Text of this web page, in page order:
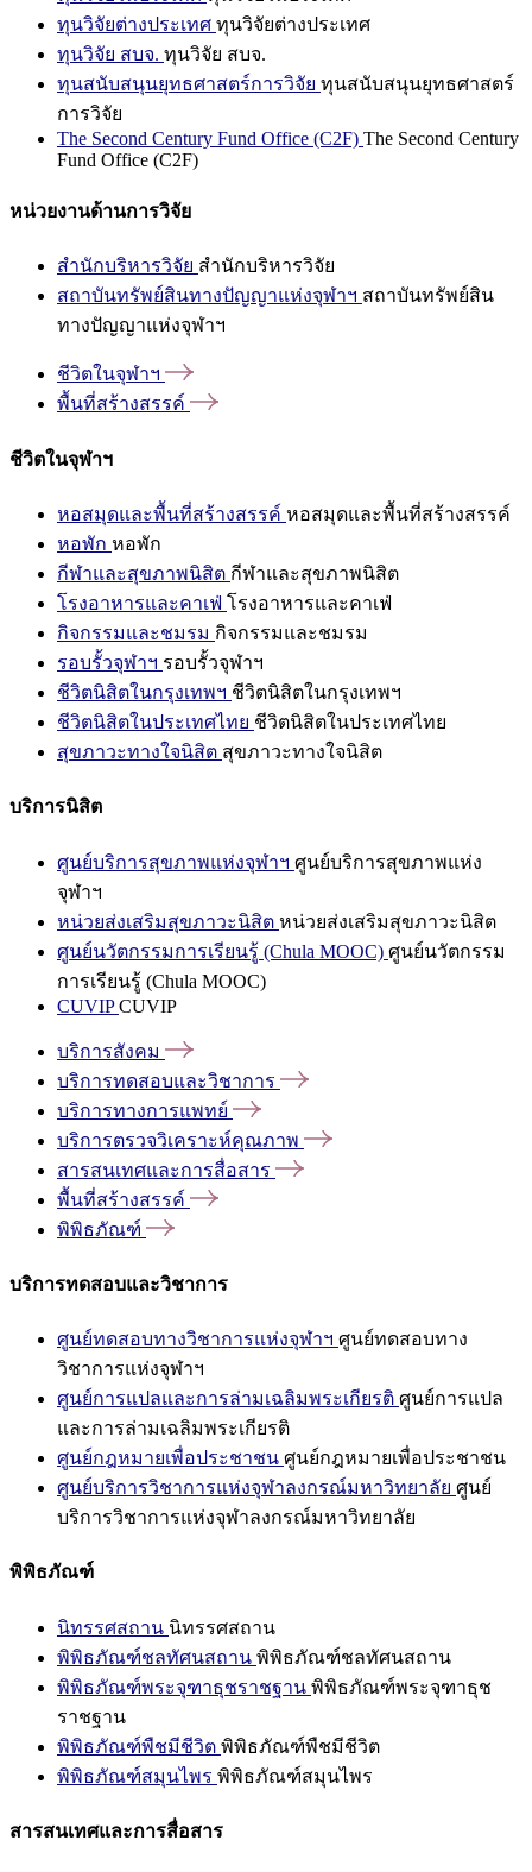
ทุนวิจัยต่างประเทศ ทุนวิจัยต่างประเทศ
ทุนวิจัย สบจ. ทุนวิจัย สบจ.
ทุนสนับสนุนยุทธศาสตร์การวิจัย ทุนสนับสนุนยุทธศาสตร์
การวิจัย
The Second Century Fund Office (C2F) The Second Century
Fund Office (C2F)
หน่วยงานด้านการวิจัย
สำนักบริหารวิจัย สำนักบริหารวิจัย
สถาบันทรัพย์สินทางปัญญาแห่งจุฬาฯ สถาบันทรัพย์สิน
ทางปัญญาแห่งจุฬาฯ
ชีวิตในจุฬาฯ
พื้นที่สร้างสรรค์
ชีวิตในจุฬาฯ
หอสมุดและพื้นที่สร้างสรรค์ หอสมุดและพื้นที่สร้างสรรค์
หอพัก หอพัก
กีฬาและสุขภาพนิสิต กีฬาและสุขภาพนิสิต
โรงอาหารและคาเฟ่ โรงอาหารและคาเฟ่
กิจกรรมและชมรม กิจกรรมและชมรม
รอบรั้วจุฬาฯ รอบรั้วจุฬาฯ
ชีวิตนิสิตในกรุงเทพฯ ชีวิตนิสิตในกรุงเทพฯ
ชีวิตนิสิตในประเทศไทย ชีวิตนิสิตในประเทศไทย
สุขภาวะทางใจนิสิต สุขภาวะทางใจนิสิต
บริการนิสิต
ศูนย์บริการสุขภาพแห่งจุฬาฯ ศูนย์บริการสุขภาพแห่ง
จุฬาฯ
หน่วยส่งเสริมสุขภาวะนิสิต หน่วยส่งเสริมสุขภาวะนิสิต
ศูนย์นวัตกรรมการเรียนรู้ (Chula MOOC) ศูนย์นวัตกรรม
การเรียนรู้ (Chula MOOC)
CUVIPCUVIP
บริการสังคม
บริการทดสอบและวิชาการ
บริการทางการแพทย์
บริการตรวจวิเคราะห์คุณภาพ
สารสนเทศและการสื่อสาร
พื้นที่สร้างสรรค์
พิพิธภัณฑ์
บริการทดสอบและวิชาการ
ศูนย์ทดสอบทางวิชาการแห่งจุฬาฯ ศูนย์ทดสอบทาง
วิชาการแห่งจุฬาฯ
ศูนย์การแปลและการล่ามเฉลิมพระเกียรติ ศูนย์การแปล
และการล่ามเฉลิมพระเกียรติ
ศูนย์กฎหมายเพื่อประชาชน ศูนย์กฎหมายเพื่อประชาชน
ศูนย์บริการวิชาการแห่งจุฬาลงกรณ์มหาวิทยาลัย ศูนย์
บริการวิชาการแห่งจุฬาลงกรณ์มหาวิทยาลัย
พิพิธภัณฑ์
นิทรรศสถาน นิทรรศสถาน
พิพิธภัณฑ์ชลทัศนสถาน พิพิธภัณฑ์ชลทัศนสถาน
พิพิธภัณฑ์พระจุฑาธุชราชฐาน พิพิธภัณฑ์พระจุฑาธุช
ราชฐาน
พิพิธภัณฑ์พืชมีชีวิต พิพิธภัณฑ์พืชมีชีวิต
พิพิธภัณฑ์สมุนไพร พิพิธภัณฑ์สมุนไพร
สารสนเทศและการสื่อสาร